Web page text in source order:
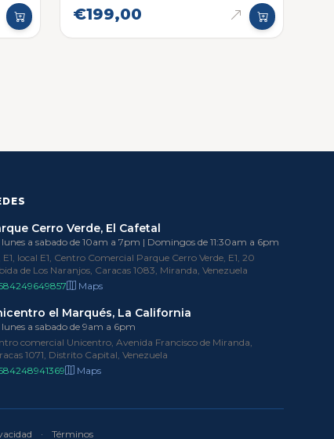
€199,00
Cerro Verde, El Cafetal
lunes a sabado de 10am a 7pm | Domingos de 11:30am a 6pm
E1, local E1, Centro Comercial Parque Cerro Verde, E1, 20
de Los Naranjos, Caracas 1083, Miranda, Venezuela
Maps
el Marqués, La California
lunes a sabado de 9am a 6pm
comercial Unicentro, Avenida Francisco de Miranda,
1071, Distrito Capital, Venezuela
Maps
· Términos